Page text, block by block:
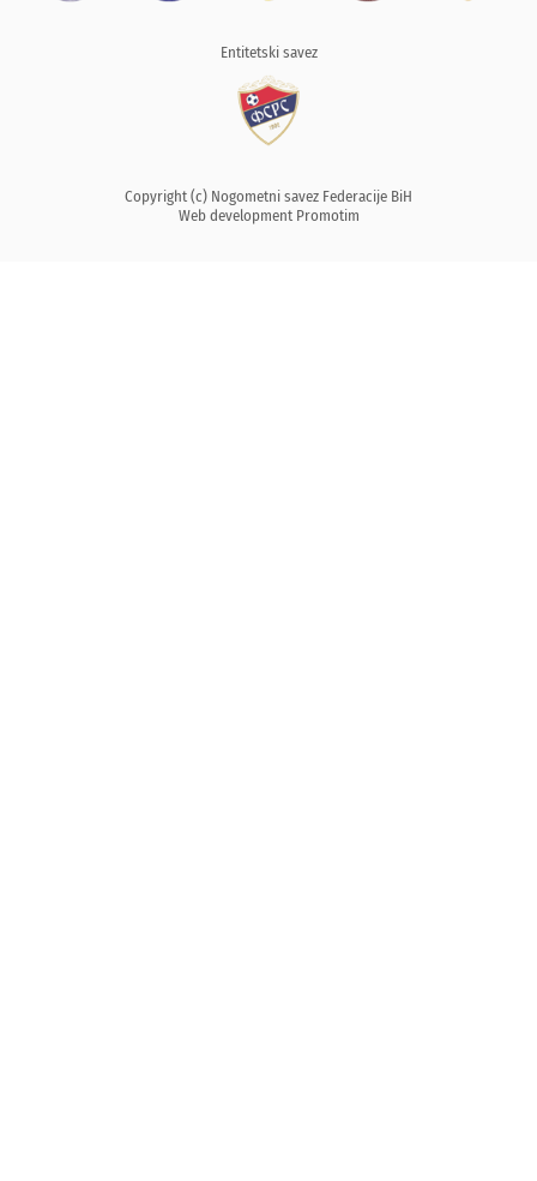
Entitetski savez
Copyright (c) Nogometni savez Federacije BiH
Web development Promotim